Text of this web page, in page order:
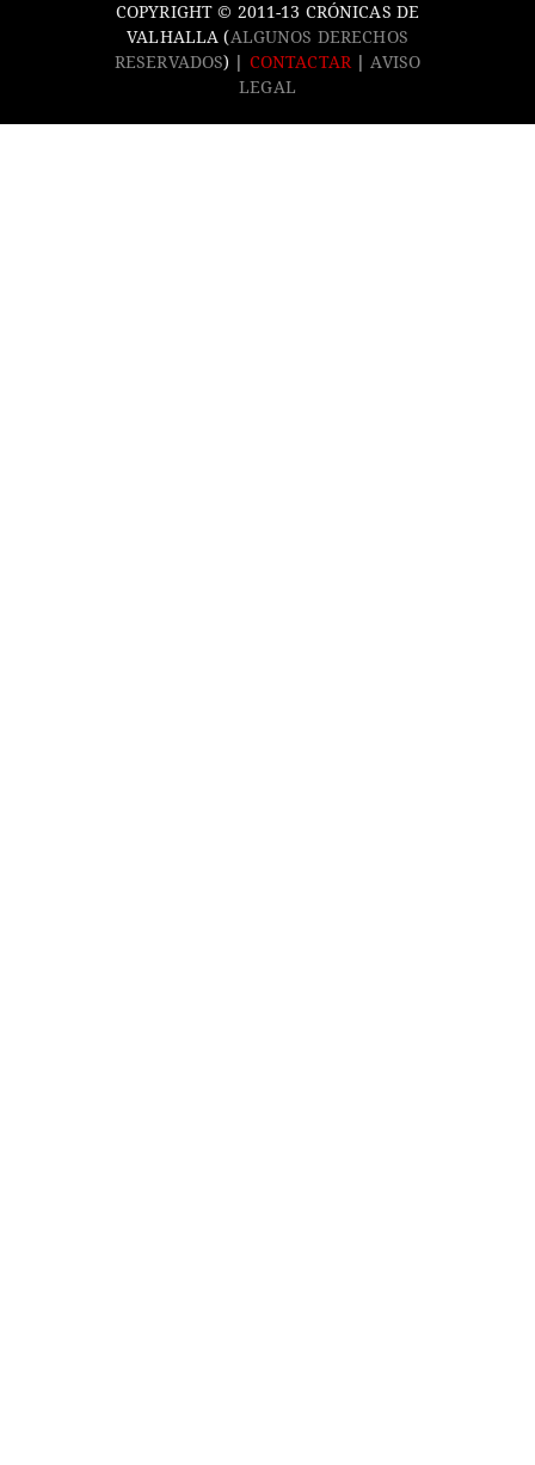
COPYRIGHT © 2011-13 CRÓNICAS DE
VALHALLA (ALGUNOS DERECHOS
RESERVADOS) | CONTACTAR
AVISO
LEGAL